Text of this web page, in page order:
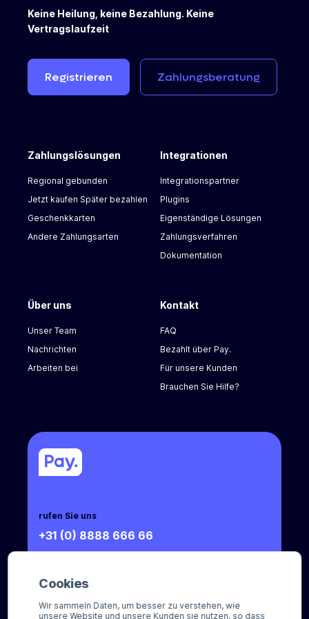
Cookies
Wir sammeln Daten, um besser zu verstehen, wie
unsere Website und unsere Kunden sie nutzen, so dass
oder starten Sie die Generierung von Zahlungslinks
direkt über "Collect Desk".
Weitere Informationen zur Verknüpfung Ihres Pay.
Kontos mit dem Webshop über ein Plugin finden Sie
hier.
rufen Sie uns
+31 (0) 8888 666 66
sales@pay.nl
Socials
Keine Heilung, keine Bezahlung. Keine
Vertragslaufzeit
Registrieren Zahlungsberatung
Zahlungslösungen
Regional gebunden
Jetzt kaufen Später bezahlen
Geschenkkarten
Andere Zahlungsarten
Integrationen
Integrationspartner
Plugins
Eigenständige Lösungen
Zahlungsverfahren
Dokumentation
Über uns
Unser Team
Nachrichten
Arbeiten bei
Kontakt
FAQ
Bezahlt über Pay.
Für unsere Kunden
Brauchen Sie Hilfe?